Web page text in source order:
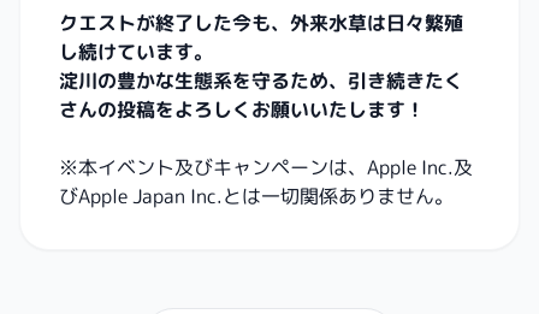
クエストが終了した今も、外来水草は日々繁殖
し続けています。
淀川の豊かな生態系を守るため、引き続きたく
さんの投稿をよろしくお願いいたします！
※本イベント及びキャンペーンは、Apple Inc.及
びApple Japan Inc.とは一切関係ありません。